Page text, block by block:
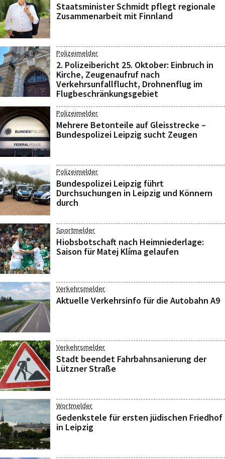
Staatsminister Schmidt pflegt regionale
Zusammenarbeit mit Finnland
Polizeimelder
2. Polizeibericht 25. Oktober: Einbruch in
Kirche, Zeugenaufruf nach
Verkehrsunfallflucht, Drohnenflug im
Flugbeschränkungsgebiet
Polizeimelder
Mehrere Betonteile auf Gleisstrecke –
Bundespolizei Leipzig sucht Zeugen
Polizeimelder
Bundespolizei Leipzig führt
Durchsuchungen in Leipzig und Könnern
durch
Sportmelder
Hiobsbotschaft nach Heimniederlage:
Saison für Matej Klíma gelaufen
Verkehrsmelder
Aktuelle Verkehrsinfo für die Autobahn A9
Verkehrsmelder
Stadt beendet Fahrbahnsanierung der
Lützner Straße
Wortmelder
Gedenkstele für ersten jüdischen Friedhof
in Leipzig